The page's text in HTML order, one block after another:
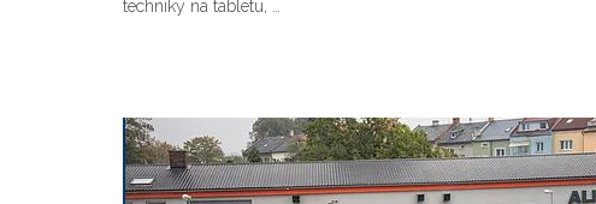
techniky na tabletu, …